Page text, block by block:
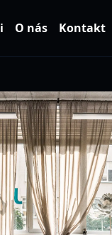
O nás Kontakt